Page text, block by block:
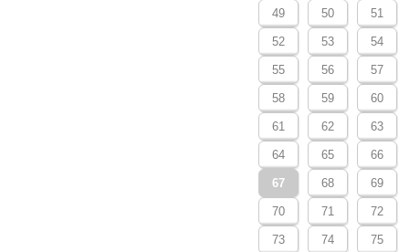
49 50 51
52 53 54
55 56 57
58 59 60
61 62 63
64 65 66
67 68 69
70 71 72
73 74 75